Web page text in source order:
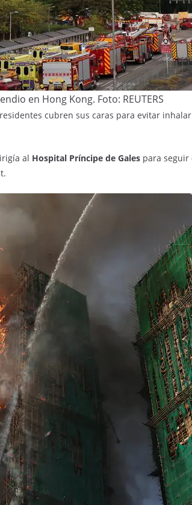
en Hong Kong. Foto: REUTERS
cubren sus caras para evitar
al Hospital Príncipe de Gales para seguir